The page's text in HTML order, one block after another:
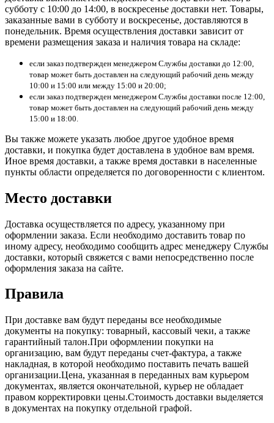
субботу с 10:00 до 14:00, в воскресенье доставки нет. Товары,
заказанные вами в субботу и воскресенье, доставляются в
понедельник. Время осуществления доставки зависит от
времени размещения заказа и наличия товара на складе:
если заказ подтвержден менеджером Службы доставки до 12:00,
товар может быть доставлен на следующий рабочий день между
10:00 и 15:00 или между 15:00 и 20:00;
если заказ подтвержден менеджером Службы доставки после 12:00,
товар может быть доставлен на следующий рабочий день между
15:00 и 18:00.
Вы также можете указать любое другое удобное время
доставки, и покупка будет доставлена в удобное вам время.
Иное время доставки, а также время доставки в населенные
пункты области определяется по договоренности с клиентом.
Место доставки
Доставка осуществляется по адресу, указанному при
оформлении заказа. Если необходимо доставить товар по
иному адресу, необходимо сообщить адрес менеджеру Службы
доставки, который свяжется с вами непосредственно после
оформления заказа на сайте.
Правила
При доставке вам будут переданы все необходимые
документы на покупку: товарный, кассовый чеки, а также
гарантийный талон.При оформлении покупки на
организацию, вам будут переданы счет-фактура, а также
накладная, в которой необходимо поставить печать вашей
организации.Цена, указанная в переданных вам курьером
документах, является окончательной, курьер не обладает
правом корректировки цены.Стоимость доставки выделяется
в документах на покупку отдельной графой.